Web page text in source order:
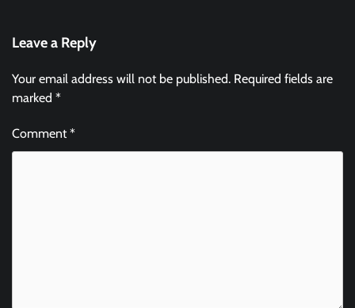
Leave a Reply
Your email address will not be published. Required fields are
marked *
Comment*